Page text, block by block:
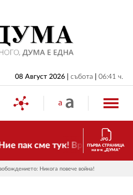
08 Август 2026 събота 06:41 ч.
пак сме тук! Времето се
ПЪРВА СТРАНИЦА
на в-к „ДУМА“
Никога повече война!
БЪЛГАРИЯ
ИКОНОМИКА
ИЗБОРИ
СВЯТ